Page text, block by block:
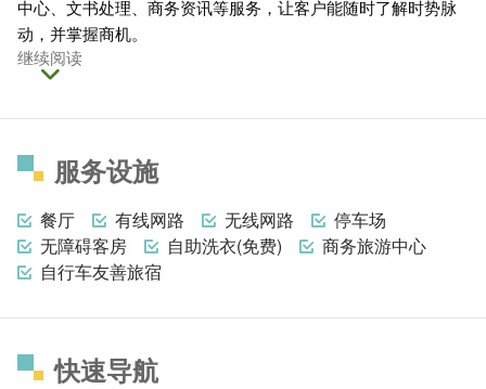
中心、文书处理、商务资讯等服务，让客户能随时了解时势脉
动，并掌握商机。
继续阅读
服务设施
餐厅 有线网路 无线网路
停车场
无障碍客房
自助洗衣(免费)
商务旅游中心
自行车友善旅宿
快速导航